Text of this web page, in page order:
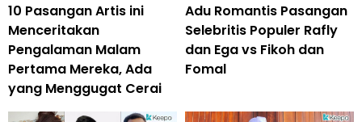
10 Pasangan Artis ini
Menceritakan
Pengalaman Malam
Pertama Mereka, Ada
yang Menggugat Cerai
Adu Romantis Pasangan
Selebritis Populer Rafly
dan Ega vs Fikoh dan
Fomal